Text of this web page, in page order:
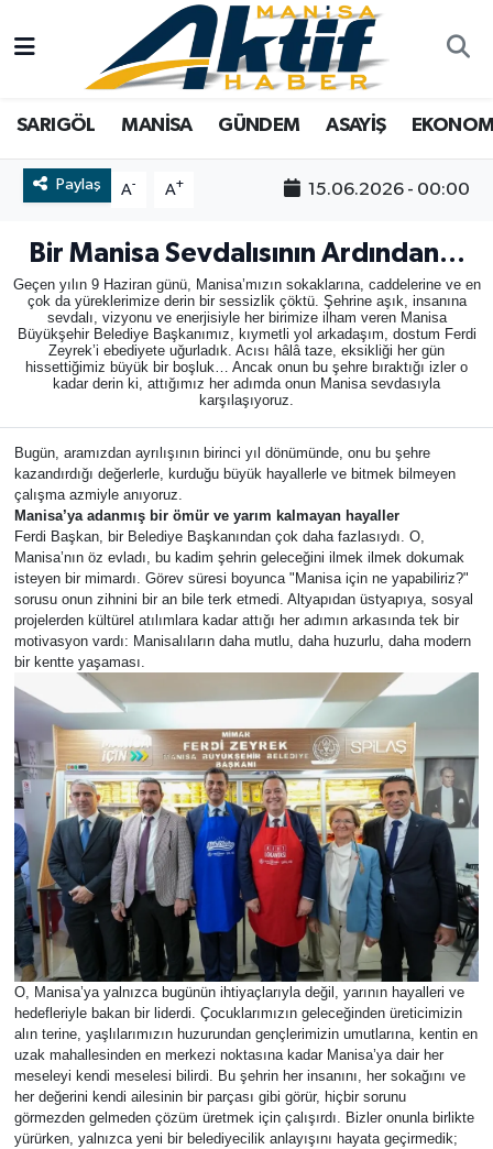
SARIGÖL MANİSA GÜNDEM ASAYİŞ
Paylaş A- A+ 15.06.2026 - 00:00
Bir Manisa Sevdalısının Ardından…
Geçen yılın 9 Haziran günü, Manisa’mızın sokaklarına, caddelerine ve en
çok da yüreklerimize derin bir sessizlik çöktü. Şehrine aşık, insanına
sevdalı, vizyonu ve enerjisiyle her birimize ilham veren Manisa
Büyükşehir Belediye Başkanımız, kıymetli yol arkadaşım, dostum Ferdi
Zeyrek’i ebediyete uğurladık. Acısı hâlâ taze, eksikliği her gün
hissettiğimiz büyük bir boşluk… Ancak onun bu şehre bıraktığı izler o
kadar derin ki, attığımız her adımda onun Manisa sevdasıyla
karşılaşıyoruz.
​Bugün, aramızdan ayrılışının birinci yıl dönümünde, onu bu şehre
kazandırdığı değerlerle, kurduğu büyük hayallerle ve bitmek bilmeyen
çalışma azmiyle anıyoruz.
Manisa’ya adanmış bir ömür ve yarım kalmayan hayaller
​Ferdi Başkan, bir Belediye Başkanından çok daha fazlasıydı. O,
Manisa’nın öz evladı, bu kadim şehrin geleceğini ilmek ilmek dokumak
isteyen bir mimardı. Görev süresi boyunca "Manisa için ne yapabiliriz?"
sorusu onun zihnini bir an bile terk etmedi. Altyapıdan üstyapıya, sosyal
projelerden kültürel atılımlara kadar attığı her adımın arkasında tek bir
motivasyon vardı: Manisalıların daha mutlu, daha huzurlu, daha modern
bir kentte yaşaması.
O, Manisa’ya yalnızca bugünün ihtiyaçlarıyla değil, yarının hayalleri ve
hedefleriyle bakan bir liderdi. Çocuklarımızın geleceğinden üreticimizin
alın terine, yaşlılarımızın huzurundan gençlerimizin umutlarına, kentin en
uzak mahallesinden en merkezi noktasına kadar Manisa’ya dair her
meseleyi kendi meselesi bilirdi. Bu şehrin her insanını, her sokağını ve
her değerini kendi ailesinin bir parçası gibi görür, hiçbir sorunu
görmezden gelmeden çözüm üretmek için çalışırdı. Bizler onunla birlikte
yürürken, yalnızca yeni bir belediyecilik anlayışını hayata geçirmedik;
Yazarlar
Foto Galeri
SARIGÖL
GÜNDEM
ASAYİŞ
EKONOMİ
SPOR
SİYASET
RESMİ İLAN
BİLİM VE TEKNOLOJİ
Türkiye
Analiz Haberler
Asayiş
Siyaset
Eğitim
Manisa
RESMİ İLAN
Yaşam
Tarih
Çevre
Dünya
İletişim
Künye
SPOR
Vefat
Video
Manisa Nöbetçi Eczaneler
Manisa Namaz Vakitleri
Manisa Trafik Yoğunluk Haritası
Süper Lig Puan Durumu ve Fikstür
Tüm Manşetler
Haber Arşivi